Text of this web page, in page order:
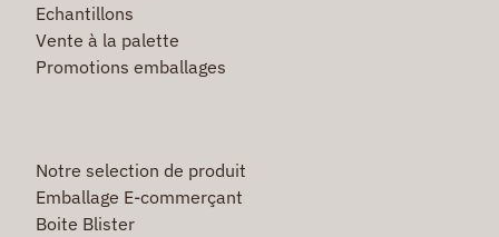
Echantillons
Vente à la palette
Promotions emballages
Notre selection de produit
Emballage E-commerçant
Boite Blister